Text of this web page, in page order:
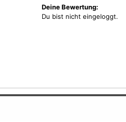
Deine Bewertung:
Du bist nicht eingeloggt.